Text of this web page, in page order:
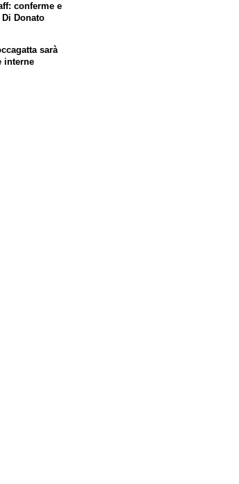
conferme e
Donato
sarà
interne